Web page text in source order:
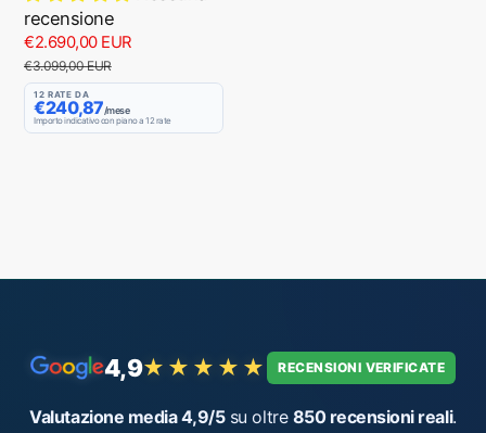
recensione
P
r
e
z
€2.690,00 EUR
e
z
o
€3.099,00 EUR
12 RATE DA
€240,87/mese
Importo indicativo con piano a 12 rate
4,9★★★★★ RECENSIONI VERIFICATE
Valutazione media 4,9/5su oltre 850 recensioni reali.